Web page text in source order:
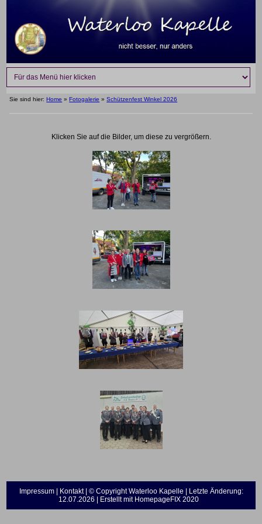
Sie sind hier:Home »Fotogalerie »Schützenfest Winkel 2026
Klicken Sie auf die Bilder, um diese zu vergrößern.
Impressum| Kontakt| © Copyright Waterloo Kapelle | Letzte Änderung:
12.07.2026 | Erstellt mit HomepageFIX 2020